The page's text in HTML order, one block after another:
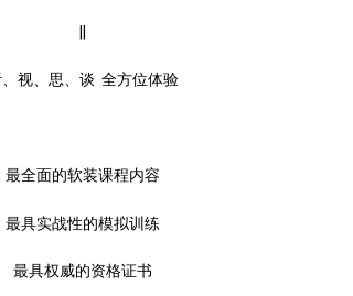
视、思、谈 全方位体验
最全面的软装课程内容
最具实战性的模拟训练
最具权威的资格证书